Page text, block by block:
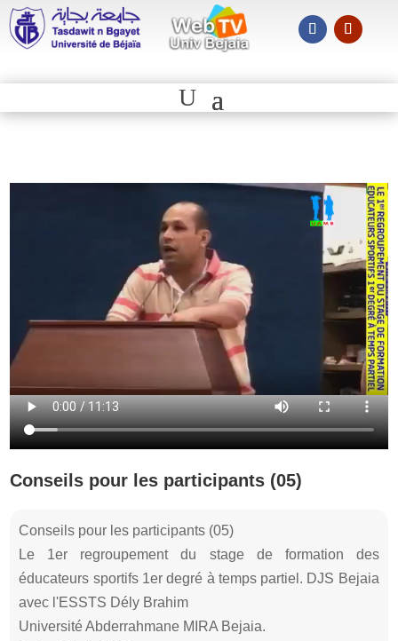
Conseils pour les participants (05)
Conseils pour les participants (05)
Le 1er regroupement du stage de formation des
éducateurs sportifs 1er degré à temps partiel. DJS Bejaia
avec l'ESSTS Dély Brahim
Université Abderrahmane MIRA Bejaia.